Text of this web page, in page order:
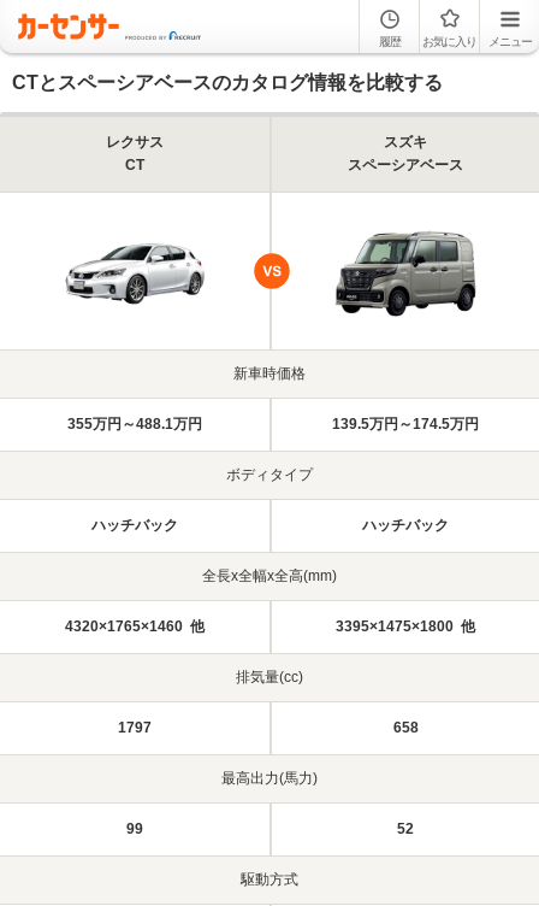
履歴 お気に入り メニュー
CTとスペーシアベースのカタログ情報を比較する
レクサス
CT
スズキ
スペーシアベース
新車時価格
355万円～488.1万円 139.5万円～174.5万円
ボディタイプ
ハッチバック ハッチバック
全長x全幅x全高(mm)
4320×1765×1460 他 3395×1475×1800 他
排気量(cc)
1797 658
最高出力(馬力)
99 52
駆動方式